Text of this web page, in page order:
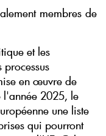
membres de
et les
en œuvre de
l'année 2025, le
une liste
qui pourront